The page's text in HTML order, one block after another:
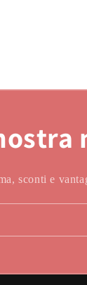
sconti e